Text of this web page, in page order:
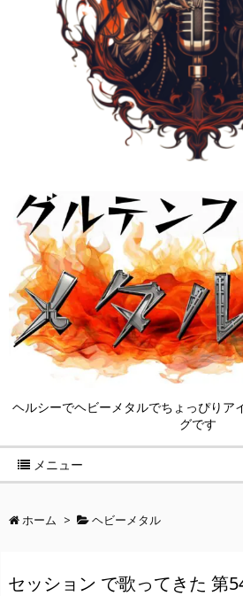
ヘルシーでヘビーメタルでちょっぴりア
グです
メニュー
ホーム > ヘビーメタル
セッション で歌ってきた 第